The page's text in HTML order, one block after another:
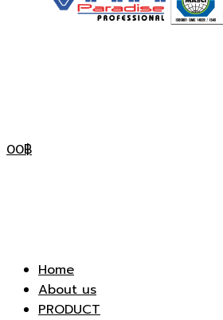
ประตู
สไลด์
00฿
Home
About us
PRODUCT